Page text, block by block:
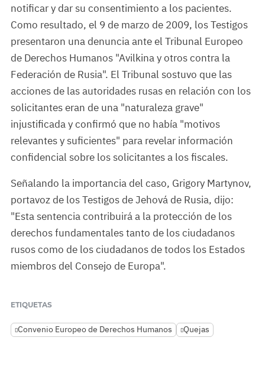
notificar y dar su consentimiento a los pacientes.
Como resultado, el 9 de marzo de 2009, los Testigos
presentaron una denuncia ante el Tribunal Europeo
de Derechos Humanos "Avilkina y otros contra la
Federación de Rusia". El Tribunal sostuvo que las
acciones de las autoridades rusas en relación con los
solicitantes eran de una "naturaleza grave"
injustificada y confirmó que no había "motivos
relevantes y suficientes" para revelar información
confidencial sobre los solicitantes a los fiscales.
Señalando la importancia del caso, Grigory Martynov,
portavoz de los Testigos de Jehová de Rusia, dijo:
"Esta sentencia contribuirá a la protección de los
derechos fundamentales tanto de los ciudadanos
rusos como de los ciudadanos de todos los Estados
miembros del Consejo de Europa".
ETIQUETAS
Convenio Europeo de Derechos Humanos Quejas